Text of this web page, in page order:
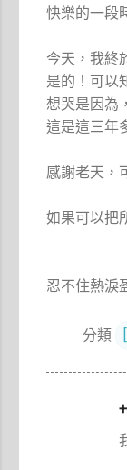
快樂的一段
今天，我終
是的！可以
想哭是因為
這是這三年
感謝老天，
如果可以把
忍不住熱淚
分類